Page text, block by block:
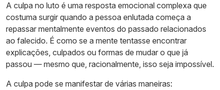
A culpa no luto é uma resposta emocional complexa que
costuma surgir quando a pessoa enlutada começa a
repassar mentalmente eventos do passado relacionados
ao falecido. É como se a mente tentasse encontrar
explicações, culpados ou formas de mudar o que já
passou — mesmo que, racionalmente, isso seja impossível.
A culpa pode se manifestar de várias maneiras: